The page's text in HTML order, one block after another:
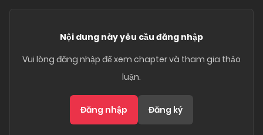
Nội dung này yêu cầu đăng nhập
Vui lòng đăng nhập để xem chapter và tham gia thảo
luận.
Đăng nhập Đăng ký